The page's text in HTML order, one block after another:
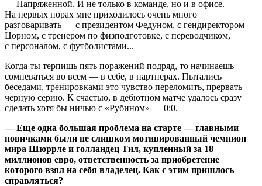
— Напряженной. И не только в команде, но и в офисе.
На первых порах мне приходилось очень много
разговаривать — с президентом Федуном, с гендиректором
Цорном, с тренером по физподготовке, с переводчиком,
с персоналом, с футболистами...
Когда ты терпишь пять поражений подряд, то начинаешь
сомневаться во всем — в себе, в партнерах. Пытались
беседами, тренировками это чувство переломить, прервать
черную серию. К счастью, в дебютном матче удалось сразу
сделать хотя бы ничью с «Рубином» — 0:0.
— Еще одна большая проблема на старте — главными
новичками были не слишком мотивированный чемпион
мира Шюррле и голландец Тил, купленный за 18
миллионов евро, ответственность за приобретение
которого взял на себя владелец. Как с этим пришлось
справляться?